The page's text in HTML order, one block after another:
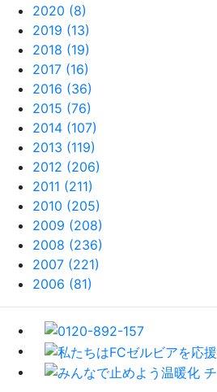
2020 (8)
2019 (13)
2018 (19)
2017 (16)
2016 (36)
2015 (76)
2014 (107)
2013 (119)
2012 (206)
2011 (211)
2010 (205)
2009 (208)
2008 (236)
2007 (221)
2006 (81)